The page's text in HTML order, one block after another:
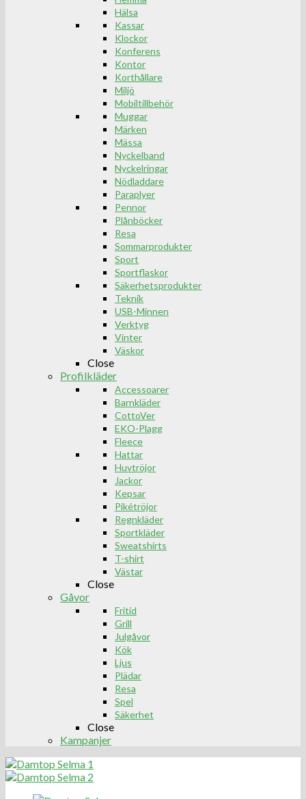
Hälsa
Kassar
Klockor
Konferens
Kontor
Korthållare
Miljö
Mobiltillbehör
Muggar
Märken
Mässa
Nyckelband
Nyckelringar
Nödladdare
Paraplyer
Pennor
Plånböcker
Resa
Sommarprodukter
Sport
Sportflaskor
Säkerhetsprodukter
Teknik
USB-Minnen
Verktyg
Vinter
Väskor
Close
Profilkläder
Accessoarer
Barnkläder
CottoVer
EKO-Plagg
Fleece
Hattar
Huvtröjor
Jackor
Kepsar
Pikétröjor
Regnkläder
Sportkläder
Sweatshirts
T-shirt
Västar
Close
Gåvor
Fritid
Grill
Julgåvor
Kök
Ljus
Plädar
Resa
Spel
Säkerhet
Close
Kampanjer